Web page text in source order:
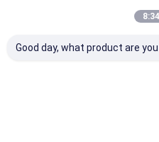
Good day, what product are